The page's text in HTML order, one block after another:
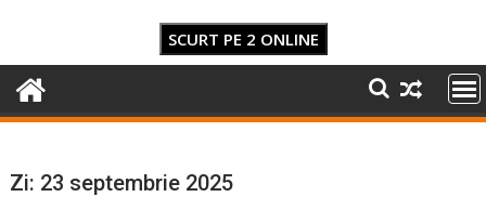
SCURT PE 2 ONLINE
Zi: 23 septembrie 2025